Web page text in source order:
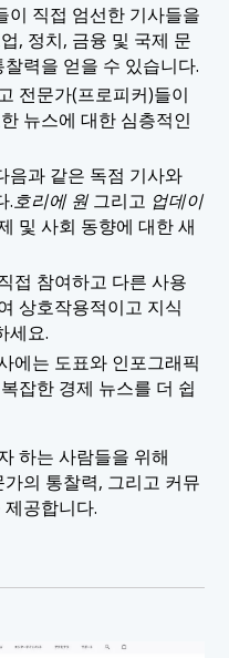
이 직접 엄선한 기사들을
, 정치, 금융 및 국제 문
력을 얻을 수 있습니다.
전문가(프로피커)들이
뉴스에 대한 심층적인
음과 같은 독점 기사와
.호리에 원그리고 업데이
및 사회 동향에 대한 새
접 참여하고 다른 사용
상호작용적이고 지식
세요.
에는 도표와 인포그래픽
잡한 경제 뉴스를 더 쉽
하는 사람들을 위해
의 통찰력, 그리고 커뮤
공합니다.